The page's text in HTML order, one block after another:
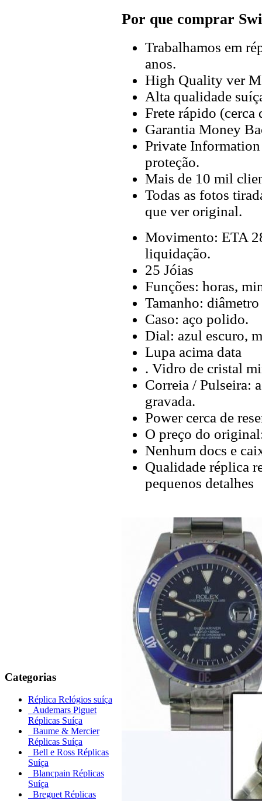
Categorias
Réplica Relógios suíça
Audemars Piguet
Réplicas Suíça
Baume & Mercier
Réplicas Suíça
Bell e Ross Réplicas
Suíça
Blancpain Réplicas
Suíça
Breguet Réplicas
Por que comprar
Trabalhamos em
anos.
High Quality ver
Alta qualidade
Frete rápido (cerca
Garantia Money
Private
proteção.
Mais de 10 mil
Todas as fotos
que ver original.
Movimento: ETA
liquidação.
25 Jóias
Funções: horas,
Tamanho:
Caso: aço polido.
Dial: azul escuro,
Lupa acima data
. Vidro de cristal
Correia / Pulseira:
gravada.
Power cerca de
O preço do
Nenhum docs e
Qualidade réplica
pequenos detalhes